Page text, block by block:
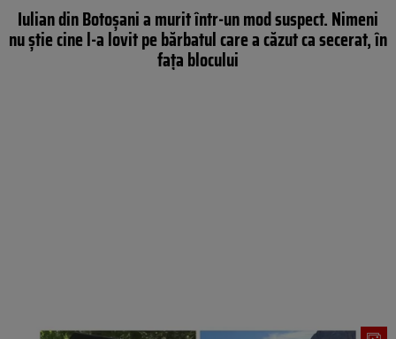
Iulian din Botoșani a murit într-un mod suspect. Nimeni
nu știe cine l-a lovit pe bărbatul care a căzut ca secerat, în
fața blocului